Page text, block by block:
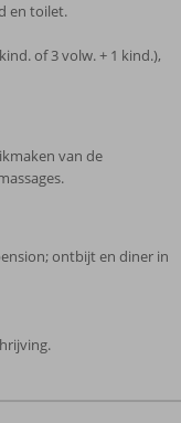
en toilet.
of 3 volw. + 1 kind.),
van de
ontbijt en diner in